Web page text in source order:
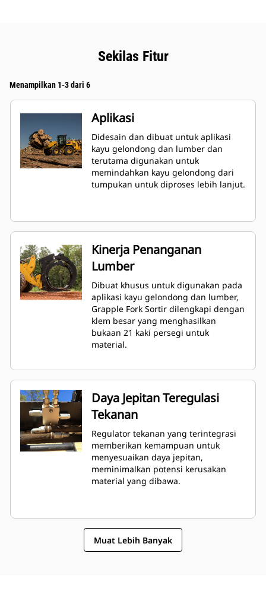
Sekilas Fitur
Menampilkan 1-3 dari 6
Aplikasi
Didesain dan dibuat untuk aplikasi
kayu gelondong dan lumber dan
terutama digunakan untuk
memindahkan kayu gelondong dari
tumpukan untuk diproses lebih lanjut.
Kinerja Penanganan
Lumber
Dibuat khusus untuk digunakan pada
aplikasi kayu gelondong dan lumber,
Grapple Fork Sortir dilengkapi dengan
klem besar yang menghasilkan
bukaan 21 kaki persegi untuk
material.
Daya Jepitan Teregulasi
Tekanan
Regulator tekanan yang terintegrasi
memberikan kemampuan untuk
menyesuaikan daya jepitan,
meminimalkan potensi kerusakan
material yang dibawa.
Muat Lebih Banyak